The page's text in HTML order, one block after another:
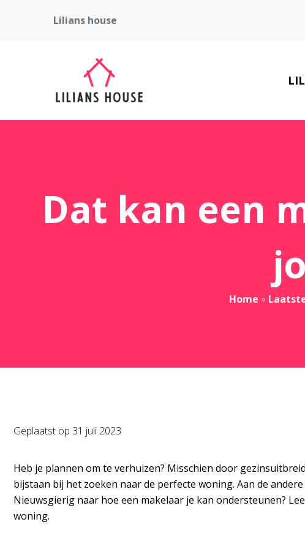
Lilians house
Dat kan een
Home »
Geplaatst op 31 juli 2023
Heb je plannen om te verhuizen? Misschien door
bijstaan bij het zoeken naar de perfecte woning. Aan de
Nieuwsgierig naar hoe een makelaar je kan ondersteunen?
woning.